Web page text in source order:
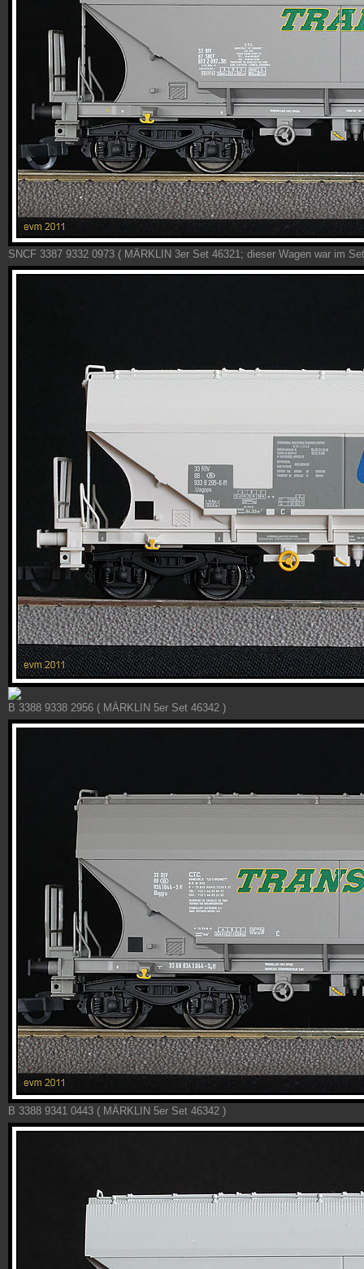
SNCF 3387 9332 0973 ( MÄRKLIN 3er Set 46321; dieser Wagen war im
B 3388 9338 2956 ( MÄRKLIN 5er Set 46342 )
B 3388 9341 0443 ( MÄRKLIN 5er Set 46342 )